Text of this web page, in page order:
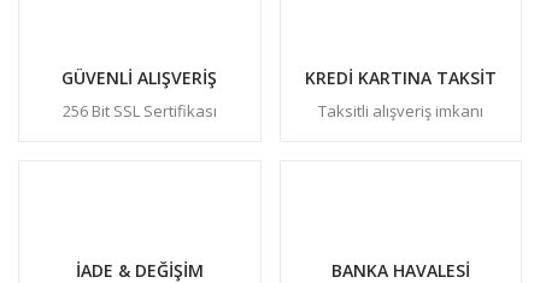
GÜVENLİ ALIŞVERİŞ
256 Bit SSL Sertifikası
KREDİ KARTINA TAKSİT
Taksitli alışveriş imkanı
İADE & DEĞİŞİM BANKA HAVALESİ